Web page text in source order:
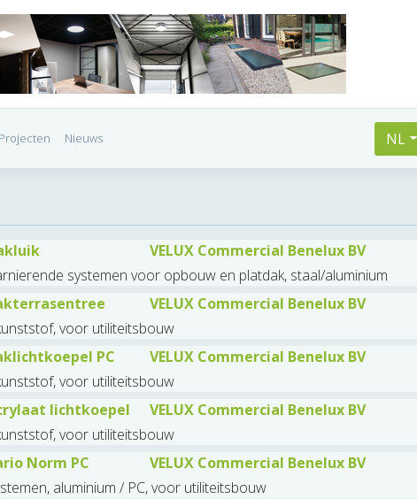
Projecten Nieuws NL
VELUX Commercial Benelux BV
systemen voor opbouw en platdak, staal/aluminium
VELUX Commercial Benelux BV
voor utiliteitsbouw
PC
VELUX Commercial Benelux BV
voor utiliteitsbouw
lichtkoepel
VELUX Commercial Benelux BV
voor utiliteitsbouw
Norm PC
VELUX Commercial Benelux BV
aluminium / PC, voor utiliteitsbouw